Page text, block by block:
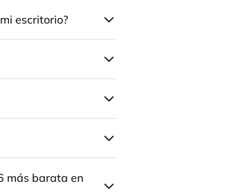
escritorio?
más barata en